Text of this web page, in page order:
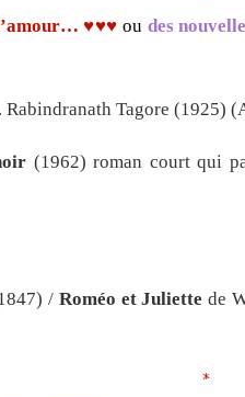
♥♥♥ou des
. Rabindranath Tagore (1925)
(1962) roman court qui
/ Roméo et Juliette de
*